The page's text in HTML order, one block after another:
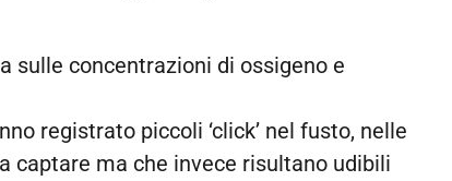
sulle concentrazioni di ossigeno e
registrato piccoli ‘click’ nel fusto, nelle
captare ma che invece risultano udibili